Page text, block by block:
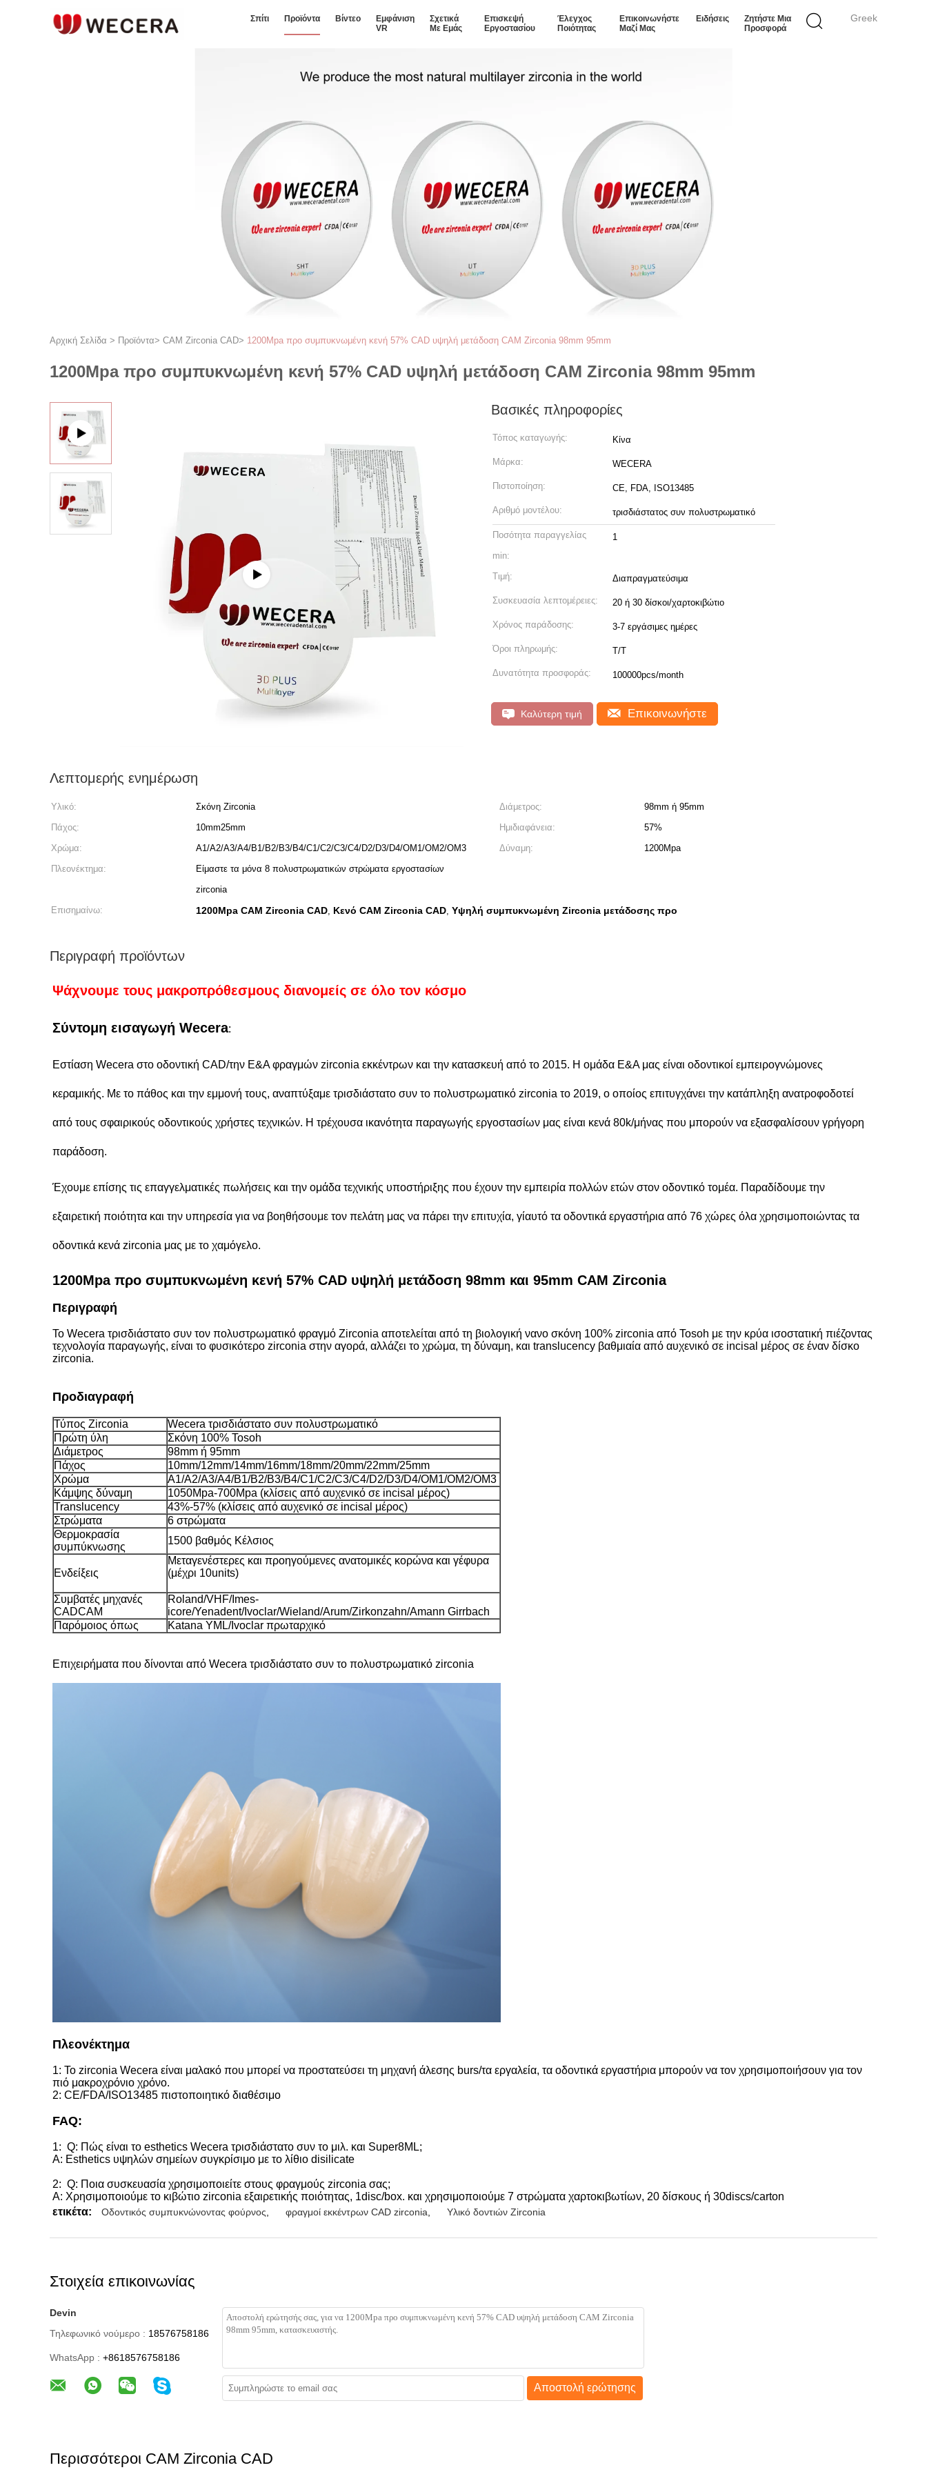
Greek
Σπίτι Προϊόντα Βίντεο
Εμφάνιση
VR
Σχετικά
Με Εμάς
Επισκεψή
Εργοστασίου
Έλεγχος
Ποιότητας
Επικοινωνήστε
Μαζί Μας
Ειδήσεις
Ζητήστε Μια
Προσφορά
Αρχική Σελίδα > Προϊόντα> CAM Zirconia CAD> 1200Mpa προ συμπυκνωμένη κενή 57% CAD υψηλή μετάδοση CAM Zirconia 98mm 95mm
1200Mpa προ συμπυκνωμένη κενή 57% CAD υψηλή μετάδοση CAM Zirconia 98mm 95mm
Βασικές πληροφορίες
Τόπος καταγωγής: Κίνα
Μάρκα: WECERA
Πιστοποίηση: CE, FDA, ISO13485
Αριθμό μοντέλου: τρισδιάστατος συν πολυστρωματικό
Ποσότητα παραγγελίας
min:
1
Τιμή: Διαπραγματεύσιμα
Συσκευασία λεπτομέρειες: 20 ή 30 δίσκοι/χαρτοκιβώτιο
Χρόνος παράδοσης: 3-7 εργάσιμες ημέρες
Όροι πληρωμής: T/T
Δυνατότητα προσφοράς: 100000pcs/month
Καλύτερη τιμή Επικοινωνήστε
Λεπτομερής ενημέρωση
Υλικό: Σκόνη Zirconia Διάμετρος:
98mm ή 95mm
Πάχος:
10mm25mm Ημιδιαφάνεια:
57%
Χρώμα:
A1/A2/A3/A4/B1/B2/B3/B4/C1/C2/C3/C4/D2/D3/D4/OM1/OM2/OM3 Δύναμη:
1200Mpa
Πλεονέκτημα:
Είμαστε τα μόνα 8 πολυστρωματικών στρώματα εργοστασίων
zirconia
Επισημαίνω:
1200Mpa CAM Zirconia CAD, Κενό CAM Zirconia CAD, Υψηλή συμπυκνωμένη Zirconia μετάδοσης προ
Περιγραφή προϊόντων
Ψάχνουμε τους μακροπρόθεσμους διανομείς σε όλο τον κόσμο
Σύντομη εισαγωγή Wecera:
Εστίαση Wecera στο οδοντική CAD/την Ε&Α φραγμών zirconia εκκέντρων και την κατασκευή από το 2015. Η ομάδα Ε&Α μας είναι οδοντικοί εμπειρογνώμονες
κεραμικής. Με το πάθος και την εμμονή τους, αναπτύξαμε τρισδιάστατο συν το πολυστρωματικό zirconia το 2019, ο οποίος επιτυγχάνει την κατάπληξη ανατροφοδοτεί
από τους σφαιρικούς οδοντικούς χρήστες τεχνικών. Η τρέχουσα ικανότητα παραγωγής εργοστασίων μας είναι κενά 80k/μήνας που μπορούν να εξασφαλίσουν γρήγορη
παράδοση.
Έχουμε επίσης τις επαγγελματικές πωλήσεις και την ομάδα τεχνικής υποστήριξης που έχουν την εμπειρία πολλών ετών στον οδοντικό τομέα. Παραδίδουμε την
εξαιρετική ποιότητα και την υπηρεσία για να βοηθήσουμε τον πελάτη μας να πάρει την επιτυχία, γίαυτό τα οδοντικά εργαστήρια από 76 χώρες όλα χρησιμοποιώντας τα
οδοντικά κενά zirconia μας με το χαμόγελο.
1200Mpa προ συμπυκνωμένη κενή 57% CAD υψηλή μετάδοση 98mm και 95mm CAM Zirconia
Περιγραφή
Το Wecera τρισδιάστατο συν τον πολυστρωματικό φραγμό Zirconia αποτελείται από τη βιολογική νανο σκόνη 100% zirconia από Tosoh με την κρύα ισοστατική πιέζοντας
τεχνολογία παραγωγής, είναι το φυσικότερο zirconia στην αγορά, αλλάζει το χρώμα, τη δύναμη, και translucency βαθμιαία από αυχενικό σε incisal μέρος σε έναν δίσκο
zirconia.
Προδιαγραφή
Τύπος Zirconia
Wecera τρισδιάστατο συν πολυστρωματικό
Πρώτη ύλη
Σκόνη 100% Tosoh
Διάμετρος
98mm ή 95mm
Πάχος
10mm/12mm/14mm/16mm/18mm/20mm/22mm/25mm
Χρώμα
A1/A2/A3/A4/B1/B2/B3/B4/C1/C2/C3/C4/D2/D3/D4/OM1/OM2/OM3
Κάμψης δύναμη
1050Mpa-700Mpa (κλίσεις από αυχενικό σε incisal μέρος)
Translucency
43%-57% (κλίσεις από αυχενικό σε incisal μέρος)
Στρώματα
6 στρώματα
Θερμοκρασία
συμπύκνωσης
1500 βαθμός Κέλσιος
Ενδείξεις
Μεταγενέστερες και προηγούμενες ανατομικές κορώνα και γέφυρα
(μέχρι 10units)
Συμβατές μηχανές
CADCAM
Roland/VHF/Imes-
icore/Yenadent/Ivoclar/Wieland/Arum/Zirkonzahn/Amann Girrbach
Παρόμοιος όπως
Katana YML/Ivoclar πρωταρχικό
Επιχειρήματα που δίνονται από Wecera τρισδιάστατο συν το πολυστρωματικό zirconia
Πλεονέκτημα
1: Το zirconia Wecera είναι μαλακό που μπορεί να προστατεύσει τη μηχανή άλεσης burs/τα εργαλεία, τα οδοντικά εργαστήρια μπορούν να τον χρησιμοποιήσουν για τον
πιό μακροχρόνιο χρόνο.
2: CE/FDA/ISO13485 πιστοποιητικό διαθέσιμο
FAQ:
1: Q: Πώς είναι το esthetics Wecera τρισδιάστατο συν το μιλ. και Super8ML;
Α: Esthetics υψηλών σημείων συγκρίσιμο με το λίθιο disilicate
2: Q: Ποια συσκευασία χρησιμοποιείτε στους φραγμούς zirconia σας;
Α: Χρησιμοποιούμε το κιβώτιο zirconia εξαιρετικής ποιότητας, 1disc/box. και χρησιμοποιούμε 7 στρώματα χαρτοκιβωτίων, 20 δίσκους ή 30discs/carton
ετικέτα:
Οδοντικός συμπυκνώνοντας φούρνος φραγμοί εκκέντρων CAD zirconia Υλικό δοντιών Zirconia
Στοιχεία επικοινωνίας
Devin
Τηλεφωνικό νούμερο : 18576758186
WhatsApp : +8618576758186
Αποστολή ερώτησης
Περισσότεροι CAM Zirconia CAD